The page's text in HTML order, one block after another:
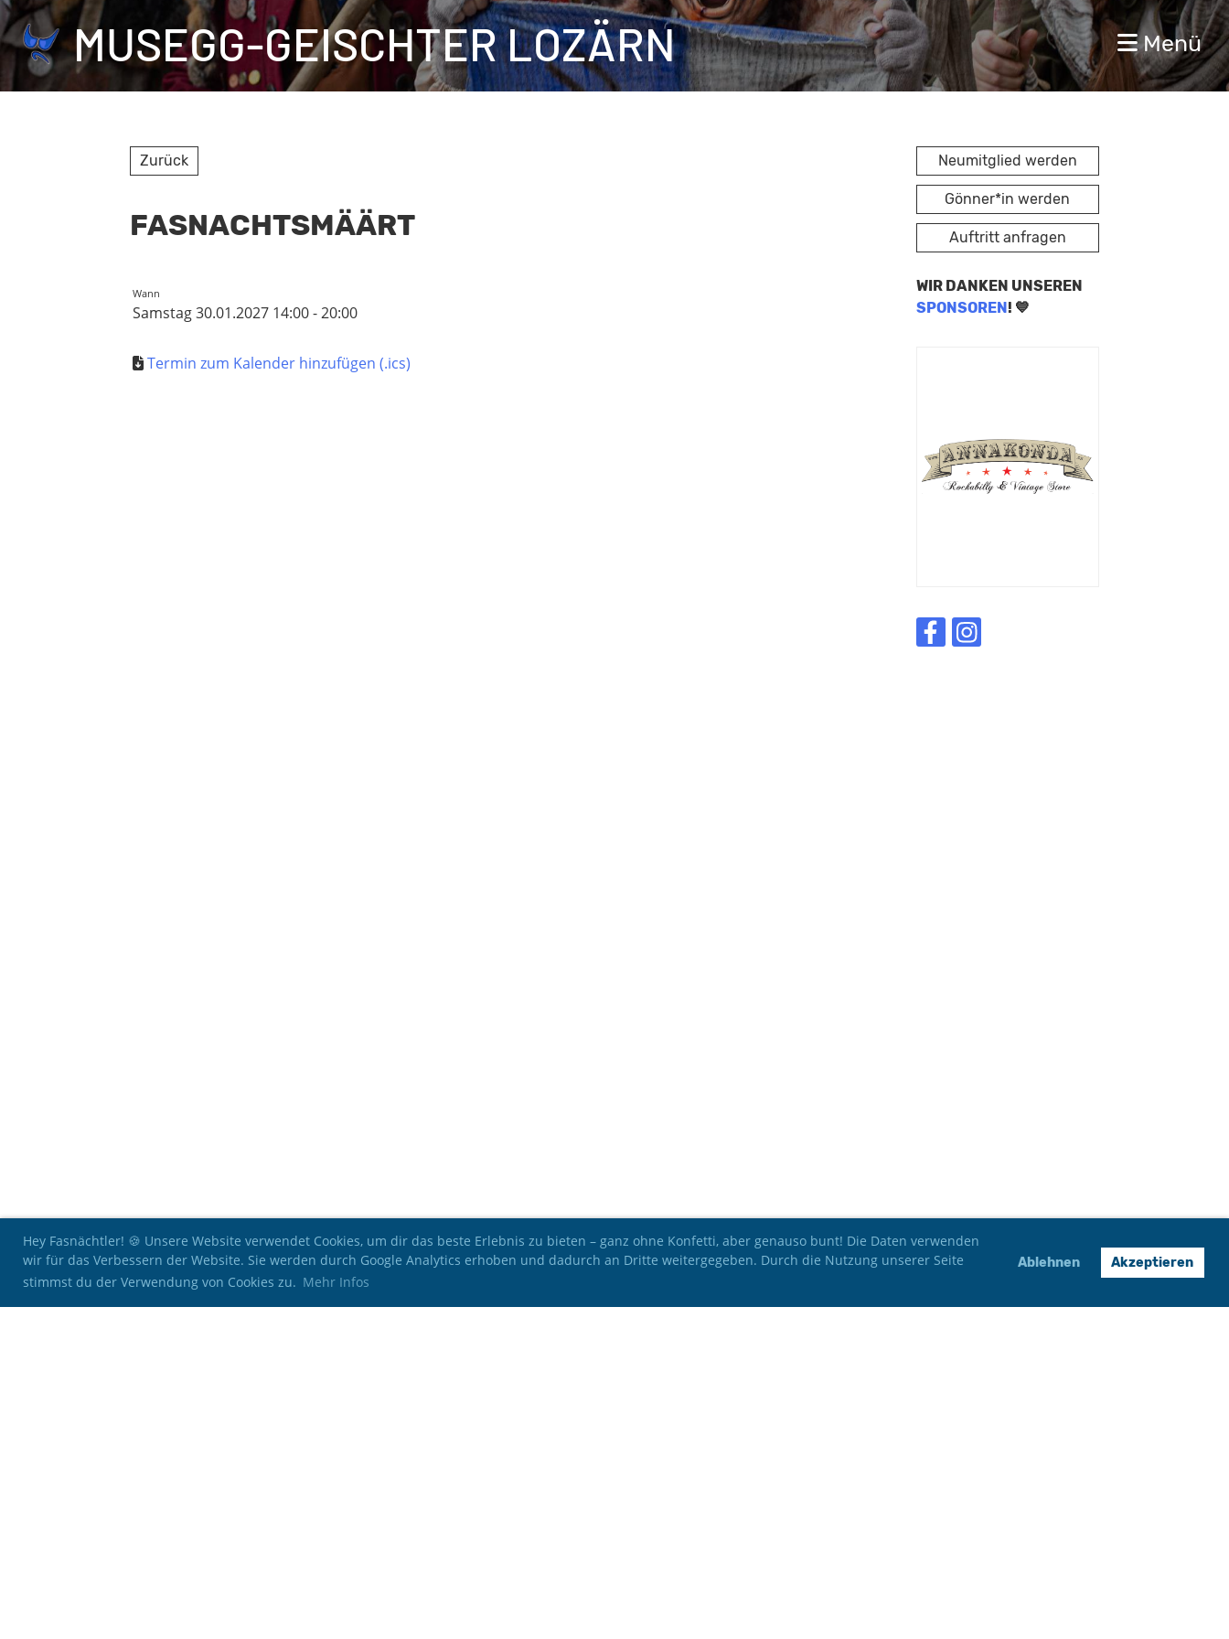
Hey Fasnächtler! 🍪 Unsere Website verwendet Cookies, um dir das beste Erlebnis zu bieten – ganz ohne Konfetti, aber genauso bunt! Die Daten verwenden
wir für das Verbessern der Website. Sie werden durch Google Analytics erhoben und dadurch an Dritte weitergegeben. Durch die Nutzung unserer Seite
stimmst du der Verwendung von Cookies zu. Mehr Infos
Ablehnen Akzeptieren
MUSEGG-GEISCHTER LOZÄRN Menü
Zurück
FASNACHTSMÄÄRT
Wann
Samstag 30.01.2027 14:00 - 20:00
Termin zum Kalender hinzufügen (.ics)
Neumitglied werden
Gönner*in werden
Auftritt anfragen
WIR DANKEN UNSEREN
SPONSOREN! 💙